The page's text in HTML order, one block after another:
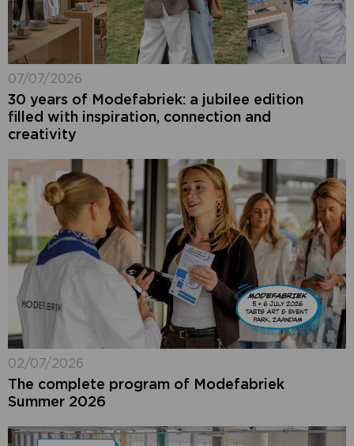
07/07/2026
30 years of Modefabriek: a jubilee edition
filled with inspiration, connection and
creativity
02/07/2026
The complete program of Modefabriek
Summer 2026